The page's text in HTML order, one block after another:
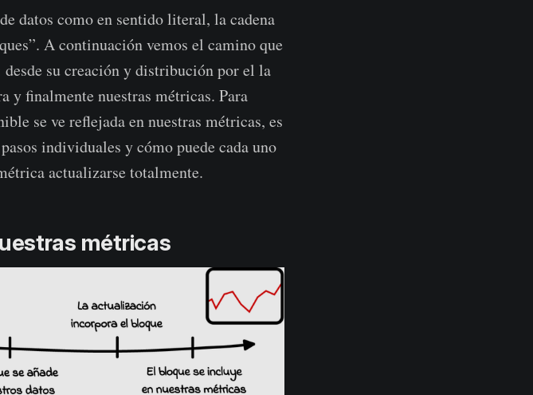
datos como en sentido literal, la cadena
A continuación vemos el camino que
su creación y distribución por el la
y finalmente nuestras métricas. Para
se ve reflejada en nuestras métricas, es
individuales y cómo puede cada uno
actualizarse totalmente.
métricas